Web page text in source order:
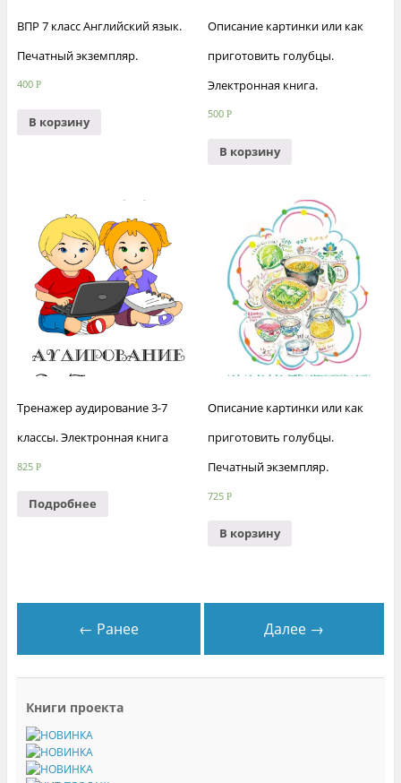
ВПР 7 класс Английский язык.
Печатный экземпляр.
400 Р
В корзину
Описание картинки или как
приготовить голубцы.
Электронная книга.
500Р
В корзину
Тренажер аудирование 3-7
классы. Электронная книга
825 Р
Подробнее
Описание картинки или как
приготовить голубцы.
Печатный экземпляр.
725Р
В корзину
← Ранее Далее →
Книги проекта